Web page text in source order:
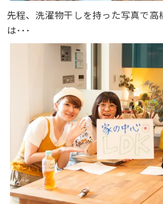
先程、洗濯物干しを持った写真で高
は･･･